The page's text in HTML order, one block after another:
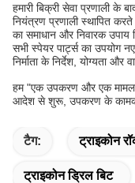
हमारी बिक्री सेवा प्रणाली
नियंत्रण प्रणाली स्थापित करते
का समाधान और निवारक उपाय
सभी स्पेयर पार्ट्स का उपयोग
निर्माता के निर्देश, योग्यता
हम "एक उपकरण और एक
आदेश से शुरू, उपकरण के
टैग: ट्राइकोन
ट्राइकोन ड्रिल बिट